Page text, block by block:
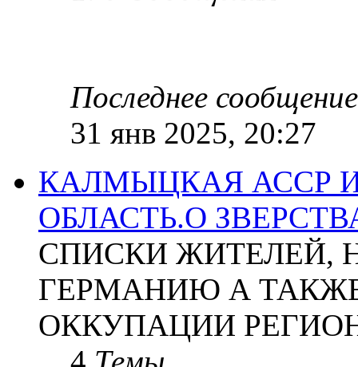
Последнее сообщение
31 янв 2025, 20:27
КАЛМЫЦКАЯ АССР
ОБЛАСТЬ.О
СПИСКИ ЖИТЕЛЕЙ,
ГЕРМАНИЮ А
ОККУПАЦИИ